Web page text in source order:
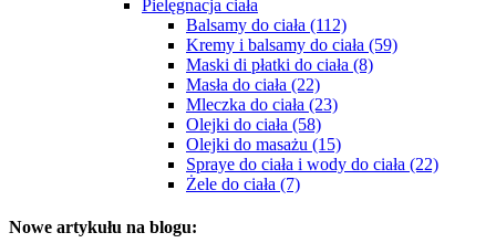
Pielęgnacja ciała
Balsamy do ciała (112)
Kremy i balsamy do ciała (59)
Maski di płatki do ciała (8)
Masła do ciała (22)
Mleczka do ciała (23)
Olejki do ciała (58)
Olejki do masażu (15)
Spraye do ciała i wody do ciała (22)
Żele do ciała (7)
Nowe artykułu na blogu: